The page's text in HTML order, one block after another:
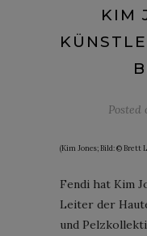
KIM
Posted
(Kim Jones; Bild: © Brett
Fendi hat Kim
Leiter der
und